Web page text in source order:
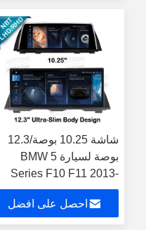
شاشة 10.25 بوصة/12.3
بوصة لسيارة BMW 5
Series F10 F11 2013-
2016 NBT أندرويد مشغل
الوسائط المتعددة
احصل على افضل